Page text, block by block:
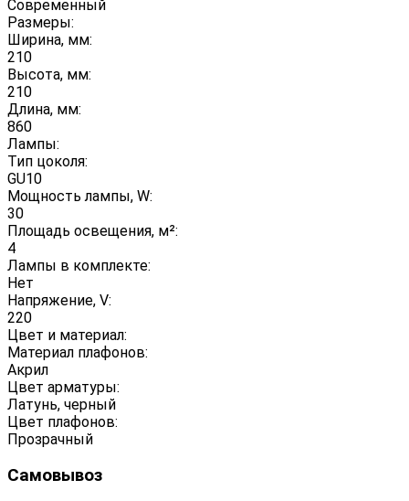
Современный
Размеры:
Ширина, мм:
210
Высота, мм:
210
Длина, мм:
860
Лампы:
Тип цоколя:
GU10
Мощность лампы, W:
30
Площадь освещения, м²:
4
Лампы в комплекте:
Нет
Напряжение, V:
220
Цвет и материал:
Материал плафонов:
Акрил
Цвет арматуры:
Латунь, черный
Цвет плафонов:
Прозрачный
Самовывоз